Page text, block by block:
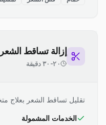
إزالة تساقط الشعر
٢٠-٣٠ دقيقة
تقليل تساقط الشعر بعلاج
الخدمات المشمولة